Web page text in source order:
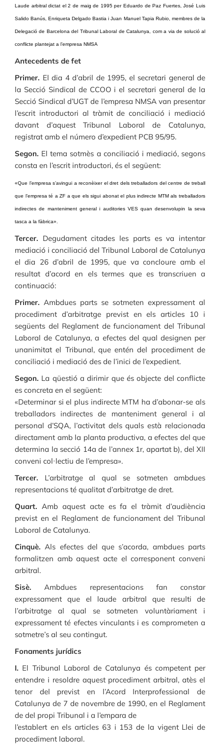
Laude arbitral dictat el 2 de maig de 1995 per Eduardo de Paz Fuertes, José Luis
Salido Banús, Enriqueta Delgado Bastia i Juan Manuel Tapia Rubio, membres de la
Delegació de Barcelona del Tribunal Laboral de Catalunya, com a via de solució al
conflicte plantejat a l’empresa NMSA
Antecedents de fet
Primer. El dia 4 d’abril de 1995, el secretari general de
la Secció Sindical de CCOO i el secretari general de la
Secció Sindical d’UGT de l’empresa NMSA van presentar
l’escrit introductori al tràmit de conciliació i mediació
davant d’aquest Tribunal Laboral de Catalunya,
registrat amb el número d’expedient PCB 95/95.
Segon. El tema sotmès a conciliació i mediació, segons
consta en l’escrit introductori, és el següent:
«Que l’empresa s’avingui a reconèixer el dret dels treballadors del centre de treball
que l’empresa té a ZF a que els sigui abonat el plus indirecte MTM als treballadors
indirectes de manteniment general i auditories VES quan desenvolupin la seva
tasca a la fàbrica».
Tercer. Degudament citades les parts es va intentar
mediació i conciliació del Tribunal Laboral de Catalunya
el dia 26 d’abril de 1995, que va concloure amb el
resultat d’acord en els termes que es transcriuen a
continuació:
Primer. Ambdues parts se sotmeten expressament al
procediment d’arbitratge previst en els articles 10 i
següents del Reglament de funcionament del Tribunal
Laboral de Catalunya, a efectes del qual designen per
unanimitat el Tribunal, que entén del procediment de
conciliació i mediació des de l’inici de l’expedient.
Segon. La qüestió a dirimir que és objecte del conflicte
es concreta en el següent:
«Determinar si el plus indirecte MTM ha d’abonar-se als
treballadors indirectes de manteniment general i al
personal d’SQA, l’activitat dels quals està relacionada
directament amb la planta productiva, a efectes del que
determina la secció 14a de l’annex 1r, apartat b), del XII
conveni col·lectiu de l’empresa».
Tercer. L’arbitratge al qual se sotmeten ambdues
representacions té qualitat d’arbitratge de dret.
Quart. Amb aquest acte es fa el tràmit d’audiència
previst en el Reglament de funcionament del Tribunal
Laboral de Catalunya.
Cinquè. Als efectes del que s’acorda, ambdues parts
formalitzen amb aquest acte el corresponent conveni
arbitral.
Sisè. Ambdues representacions fan constar
expressament que el laude arbitral que resulti de
l’arbitratge al qual se sotmeten voluntàriament i
expressament té efectes vinculants i es comprometen a
sotmetre’s al seu contingut.
Fonaments jurídics
I. El Tribunal Laboral de Catalunya és competent per
entendre i resoldre aquest procediment arbitral, atès el
tenor del previst en l’Acord Interprofessional de
Catalunya de 7 de novembre de 1990, en el Reglament
de del propi Tribunal i a l’empara de
l’establert en els articles 63 i 153 de la vigent Llei de
procediment laboral.